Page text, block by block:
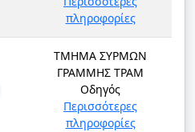
πληροφορίες
ΤΜΗΜΑ ΣΥΡΜΩΝ
ΓΡΑΜΜΗΣ ΤΡΑΜ
Οδηγός
Περισσότερες
πληροφορίες